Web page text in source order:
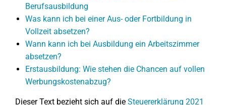
Berufsausbildung
Was kann ich bei einer Aus- oder Fortbildung in
Vollzeit absetzen?
Wann kann ich bei Ausbildung ein Arbeitszimmer
absetzen?
Erstausbildung: Wie stehen die Chancen auf vollen
Werbungskostenabzug?
Dieser Text bezieht sich auf die Steuererklärung 2021